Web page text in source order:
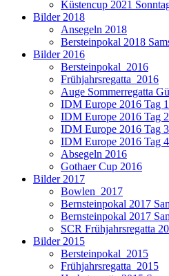
Küstencup 2021
Bilder 2018
Ansegeln 2018
Bersteinpokal 2018
Bilder 2016
Bersteinpokal_2016
Frühjahrsregatta_2016
Auge Sommerregatta
IDM Europe 2016 Tag 1
IDM Europe 2016 Tag 2
IDM Europe 2016 Tag 3
IDM Europe 2016 Tag 4
Absegeln 2016
Gothaer Cup 2016
Bilder 2017
Bowlen_2017
Bernsteinpokal 2017
Bernsteinpokal 2017
SCR Frühjahrsregatta
Bilder 2015
Bersteinpokal_2015
Frühjahrsregatta_2015